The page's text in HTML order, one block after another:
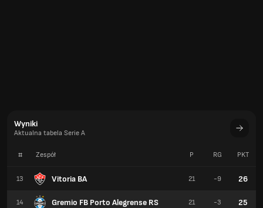
Wyniki
Aktualna tabela Serie A
# Zespół
13 Vitoria BA
14 Gremio FB Porto Alegrense RS
P RG PKT
21 -9 26
21 -3 25